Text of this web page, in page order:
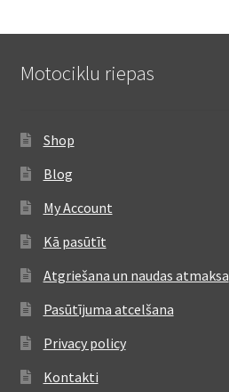
Motociklu riepas
Shop
Blog
My Account
Kā pasūtīt
Atgriešana un naudas atmaksa
Pasūtījuma atcelšana
Privacy policy
Kontakti